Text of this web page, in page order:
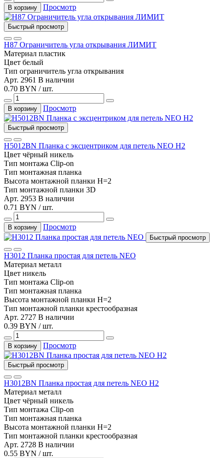
В корзину Просмотр
Быстрый просмотр
H87 Ограничитель угла открывания ЛИМИТ
Материал пластик
Цвет белый
Тип ограничитель угла открывания
Арт. 2961 В наличии
0.70 BYN / шт.
В корзину Просмотр
Быстрый просмотр
Н5012BN Планка с эксцентриком для петель NEO Н2
Цвет чёрный никель
Тип монтажа Clip-on
Тип монтажная планка
Высота монтажной планки H=2
Тип монтажной планки 3D
Арт. 2953 В наличии
0.71 BYN / шт.
В корзину Просмотр
Быстрый просмотр
Н3012 Планка простая для петель NEO
Материал металл
Цвет никель
Тип монтажа Clip-on
Тип монтажная планка
Высота монтажной планки H=2
Тип монтажной планки крестообразная
Арт. 2727 В наличии
0.39 BYN / шт.
В корзину Просмотр
Быстрый просмотр
Н3012BN Планка простая для петель NEO Н2
Материал металл
Цвет чёрный никель
Тип монтажа Clip-on
Тип монтажная планка
Высота монтажной планки H=2
Тип монтажной планки крестообразная
Арт. 2728 В наличии
0.55 BYN / шт.